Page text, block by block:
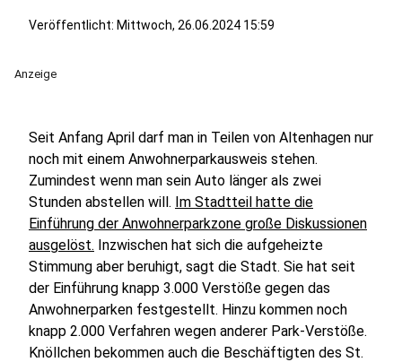
Veröffentlicht: Mittwoch, 26.06.2024 15:59
Anzeige
Seit Anfang April darf man in Teilen von Altenhagen nur
noch mit einem Anwohnerparkausweis stehen.
Zumindest wenn man sein Auto länger als zwei
Stunden abstellen will. Im Stadtteil hatte die
Einführung der Anwohnerparkzone große Diskussionen
ausgelöst. Inzwischen hat sich die aufgeheizte
Stimmung aber beruhigt, sagt die Stadt. Sie hat seit
der Einführung knapp 3.000 Verstöße gegen das
Anwohnerparken festgestellt. Hinzu kommen noch
knapp 2.000 Verfahren wegen anderer Park-Verstöße.
Knöllchen bekommen auch die Beschäftigten des St.